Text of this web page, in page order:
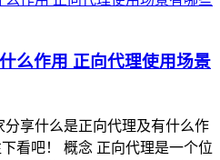
么作用 正向代理使用场景
享什么是正向代理及有什么作
看吧！ 概念 正向代理是一个位